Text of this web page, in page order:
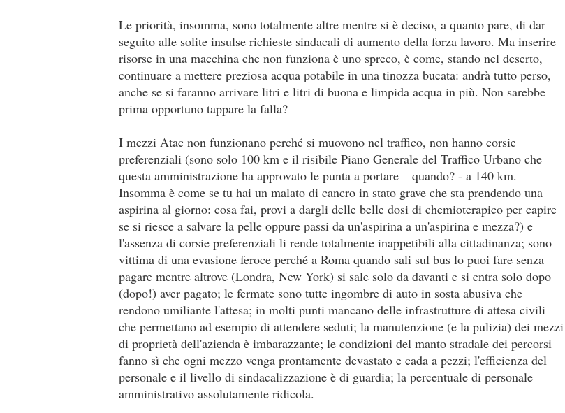
Le priorità, insomma, sono totalmente altre mentre si è deciso, a quanto pare, di dar
seguito alle solite insulse richieste sindacali di aumento della forza lavoro. Ma inserire
risorse in una macchina che non funziona è uno spreco, è come, stando nel deserto,
continuare a mettere preziosa acqua potabile in una tinozza bucata: andrà tutto perso,
anche se si faranno arrivare litri e litri di buona e limpida acqua in più. Non sarebbe
prima opportuno tappare la falla?
I mezzi Atac non funzionano perché si muovono nel traffico, non hanno corsie
preferenziali (sono solo 100 km e il risibile Piano Generale del Traffico Urbano che
questa amministrazione ha approvato le punta a portare – quando? - a 140 km.
Insomma è come se tu hai un malato di cancro in stato grave che sta prendendo una
aspirina al giorno: cosa fai, provi a dargli delle belle dosi di chemioterapico per capire
se si riesce a salvare la pelle oppure passi da un'aspirina a un'aspirina e mezza?) e
l'assenza di corsie preferenziali li rende totalmente inappetibili alla cittadinanza; sono
vittima di una evasione feroce perché a Roma quando sali sul bus lo puoi fare senza
pagare mentre altrove (Londra, New York) si sale solo da davanti e si entra solo dopo
(dopo!) aver pagato; le fermate sono tutte ingombre di auto in sosta abusiva che
rendono umiliante l'attesa; in molti punti mancano delle infrastrutture di attesa civili
che permettano ad esempio di attendere seduti; la manutenzione (e la pulizia) dei mezzi
di proprietà dell'azienda è imbarazzante; le condizioni del manto stradale dei percorsi
fanno sì che ogni mezzo venga prontamente devastato e cada a pezzi; l'efficienza del
personale e il livello di sindacalizzazione è di guardia; la percentuale di personale
amministrativo assolutamente ridicola.